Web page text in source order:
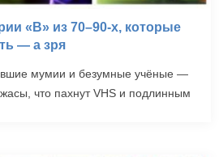
«B» из 70–90-х, которые
— а зря
мумии и безумные учёные —
что пахнут VHS и подлинным